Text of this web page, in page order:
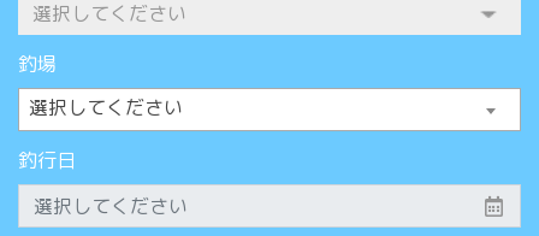
釣場
選択してください
釣行日